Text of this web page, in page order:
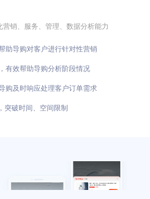
销、服务、管理、数据分析能力
助导购对客户进行针对性营销
有效帮助导购分析阶段情况
购及时响应处理客户订单需求
突破时间、空间限制